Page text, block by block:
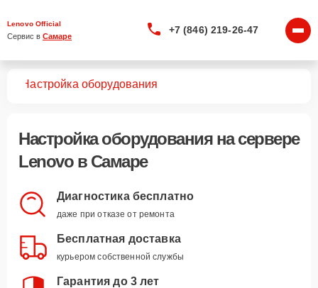
Lenovo Official
Сервис в Самаре
+7 (846) 219-26-47
Настройка оборудования
Настройка оборудованияна сервере
Lenovo в Самаре
Диагностика бесплатно
даже при отказе от ремонта
Бесплатная доставка
курьером собственной службы
Гарантия до 3 лет